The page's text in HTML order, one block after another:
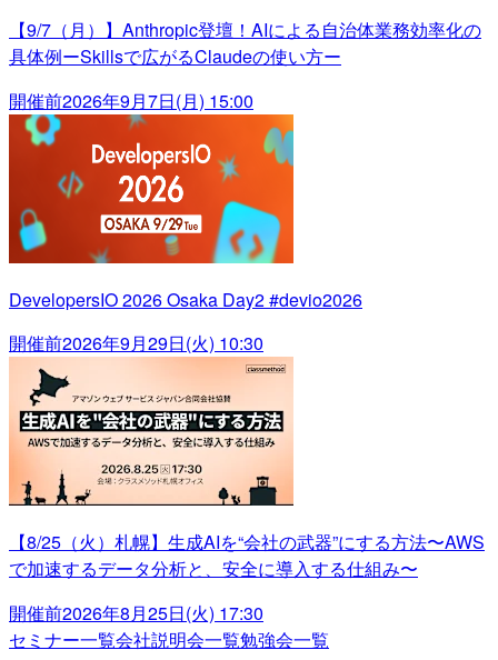
【9/7（月）】Anthropic登壇！AIによる自治体業務効率化の
具体例ーSkillsで広がるClaudeの使い方ー
開催前2026年9月7日(月) 15:00
DevelopersIO 2026 Osaka Day2 #devio2026
開催前2026年9月29日(火) 10:30
【8/25（火）札幌】生成AIを“会社の武器”にする方法〜AWS
で加速するデータ分析と、安全に導入する仕組み〜
開催前2026年8月25日(火) 17:30
セミナー一覧会社説明会一覧勉強会一覧